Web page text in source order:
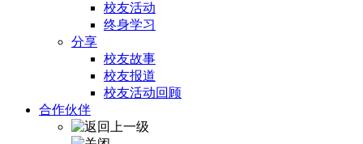
校友活动
终身学习
分享
校友故事
校友报道
校友活动回顾
合作伙伴